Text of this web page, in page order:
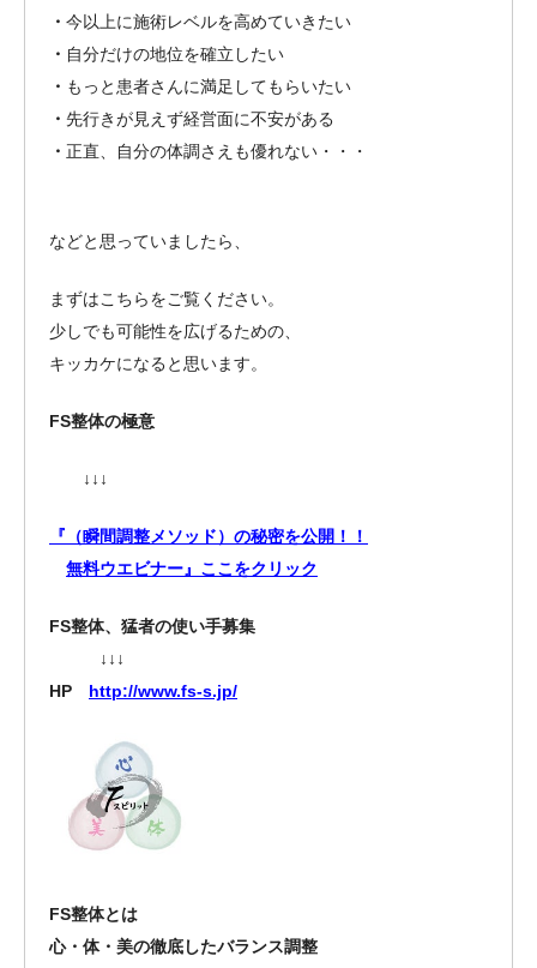
・ 今以上に施術レベルを高めていきたい
・ 自分だけの地位を確立したい
・ もっと患者さんに満足してもらいたい
・ 先行きが見えず経営面に不安がある
・ 正直、自分の体調さえも優れない・・・
などと思っていましたら、
まずはこちらをご覧ください。
少しでも可能性を広げるための、
キッカケになると思います。
FS整体の極意
↓↓↓
『（瞬間調整メソッド）の秘密を公開！！
無料ウエビナー』ここをクリック
FS整体、猛者の使い手募集
↓↓↓
HP http://www.fs-s.jp/
FS整体とは
心・体・美の徹底したバランス調整